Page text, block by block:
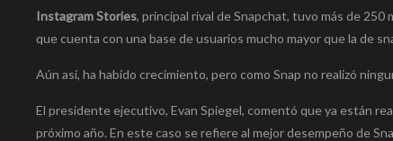
Instagram Stories, principal rival de Snapchat, tuvo más de
que cuenta con una base de usuarios mucho mayor que la de
Aún así, ha habido crecimiento, pero como Snap no realizó
El presidente ejecutivo, Evan Spiegel, comentó que ya están
próximo año. En este caso se refiere al mejor desempeño de